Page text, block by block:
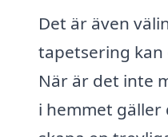
Det är även
tapetsering
När är det inte
i hemmet